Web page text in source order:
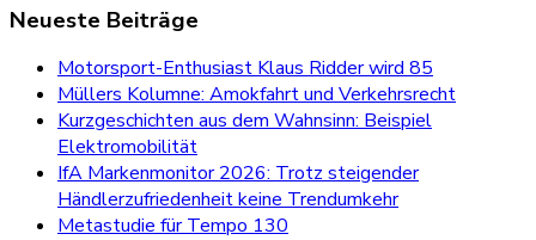
Neueste Beiträge
Motorsport-Enthusiast Klaus Ridder wird 85
Müllers Kolumne: Amokfahrt und Verkehrsrecht
Kurzgeschichten aus dem Wahnsinn: Beispiel
Elektromobilität
IfA Markenmonitor 2026: Trotz steigender
Händlerzufriedenheit keine Trendumkehr
Metastudie für Tempo 130